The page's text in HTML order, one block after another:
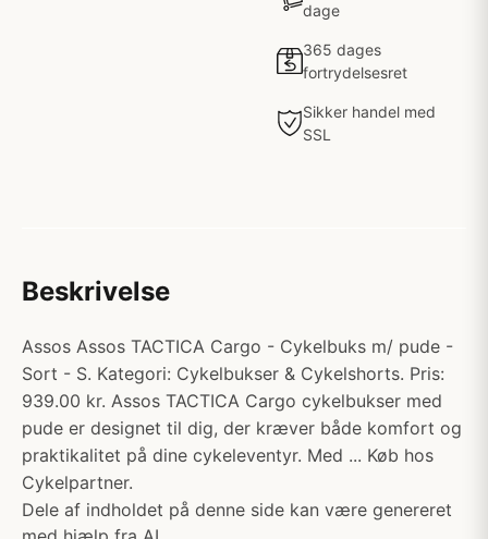
dage
365 dages
fortrydelsesret
Sikker handel med
SSL
Beskrivelse
Assos Assos TACTICA Cargo - Cykelbuks m/ pude -
Sort - S. Kategori: Cykelbukser & Cykelshorts. Pris:
939.00 kr. Assos TACTICA Cargo cykelbukser med
pude er designet til dig, der kræver både komfort og
praktikalitet på dine cykeleventyr. Med ... Køb hos
Cykelpartner.
Dele af indholdet på denne side kan være genereret